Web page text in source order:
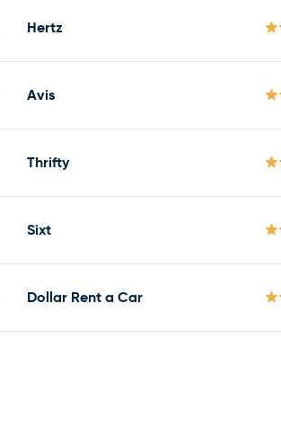
Hertz
Avis
Thrifty
Sixt
Dollar Rent a Car